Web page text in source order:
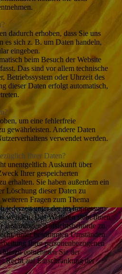
dadurch erhoben, dass Sie uns
es sich z. B. um Daten handeln,
eingeben.
beim Besuch der Website
Das sind vor allem technische
Betriebssystem oder Uhrzeit des
dieser Daten erfolgt automatisch,
um eine fehlerfreie
gewährleisten. Andere Daten
verwendet werden.
Ihrer Daten?
unentgeltlich Auskunft über
Ihrer gespeicherten
erhalten. Sie haben außerdem ein
Löschung dieser Daten zu
Fragen zum Thema
jederzeit unter der im Impressum
wenden. Des Weiteren steht Ihnen
zuständigen Aufsichtsbehörde zu.
unter bestimmten Umständen
Ihrer personenbezogenen
entnehmen Sie der
auf Einschränkung der